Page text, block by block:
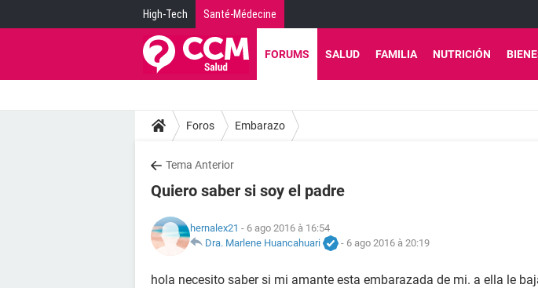
High-Tech Santé-Médecine
FORUMS SALUD FAMILIA NUTRICIÓN
Foros Embarazo
Tema Anterior
Quiero saber si soy el padre
hernalex21 - 6 ago 2016 à 16:54
Dra. Marlene Huancahuari
- 6 ago 2016 à 20:19
hola necesito saber si mi amante esta embarazada de mi. a ella le